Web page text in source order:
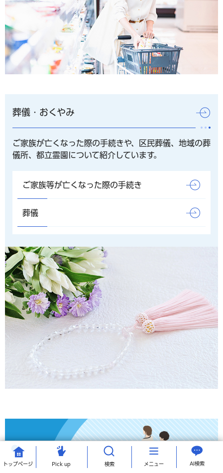
トップページ Pick up 検索 メニュー AI検索
葬儀・おくやみ
ご家族が亡くなった際の手続きや、区民葬儀、地域の葬
儀所、都立霊園について紹介しています。
ご家族等が亡くなった際の手続き
葬儀